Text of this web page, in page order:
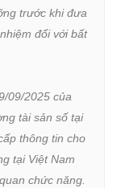
trước khi đưa
đối với bất
09/2025 của
tài sản số tại
thông tin cho
tại Việt Nam
chức năng.